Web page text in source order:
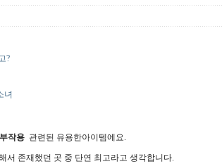
?
녀
작용 관련된 유용한아이템에요.
서 존재했던 곳 중 단연 최고라고 생각합니다.